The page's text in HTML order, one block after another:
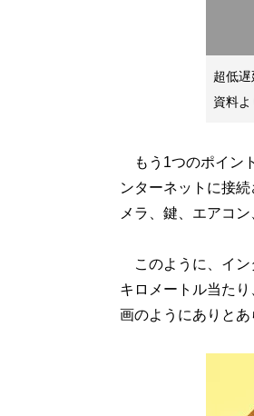
超低
資料よ
もう1つのポイン
ンターネットに接
メラ、鍵、エアコ
このように、イン
キロメートル当た
画のようにありとあ